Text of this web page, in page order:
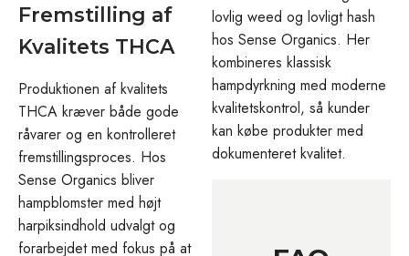
Fremstilling af
Kvalitets THCA
Produktionen af kvalitets
THCA kræver både gode
råvarer og en kontrolleret
fremstillingsproces. Hos
Sense Organics bliver
hampblomster med højt
harpiksindhold udvalgt og
forarbejdet med fokus på at
lovlig weed og lovligt hash
hos Sense Organics. Her
kombineres klassisk
hampdyrkning med moderne
kvalitetskontrol, så kunder
kan købe produkter med
dokumenteret kvalitet.